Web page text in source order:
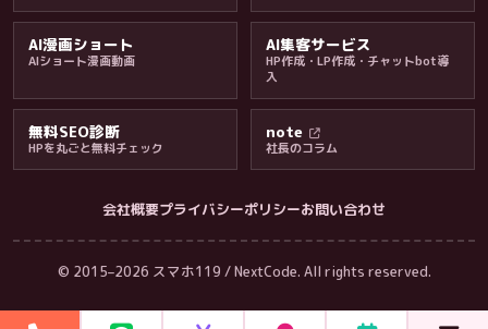
AI漫画ショート
AIショート漫画動画
AI集客サービス
HP作成・LP作成・チャットbot導
入
無料SEO診断
HPを丸ごと無料チェック
note
社長のコラム
会社概要プライバシーポリシーお問い合わせ
© 2015–2026 スマホ119 / NextCode. All rights reserved.